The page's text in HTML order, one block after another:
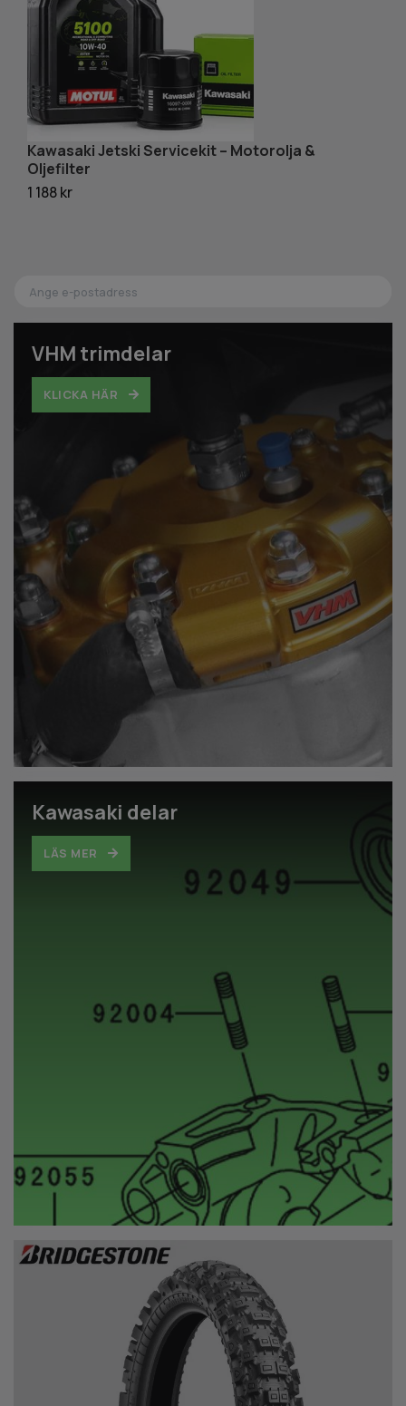
VHM trimdelar
KLICKA HÄR
Kawasaki delar
LÄS MER
Kawasaki Jetski Servicekit – Motorolja &
Oljefilter
1 188 kr